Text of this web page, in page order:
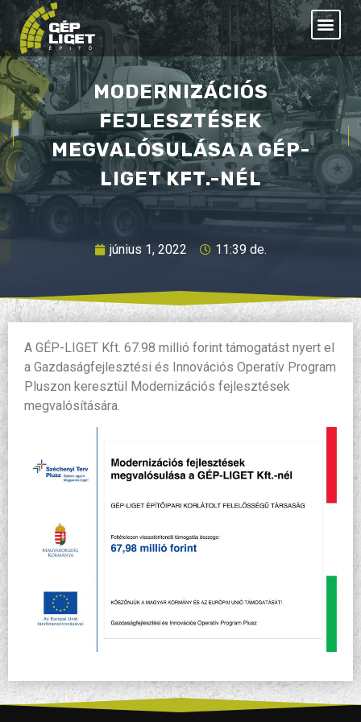
MODERNIZÁCIÓS
FEJLESZTÉSEK
MEGVALÓSULÁSA A GÉP-
LIGET KFT.-NÉL
június 1, 2022 11:39 de.
A GÉP-LIGET Kft. 67.98 millió forint támogatást nyert el
a Gazdaságfejlesztési és Innovációs Operatív Program
Pluszon keresztül Modernizációs fejlesztések
megvalósítására.